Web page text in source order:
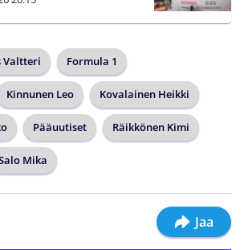
Valtteri Formula 1
Kinnunen Leo Kovalainen Heikki
Pääuutiset Räikkönen Kimi
Mika
Jaa